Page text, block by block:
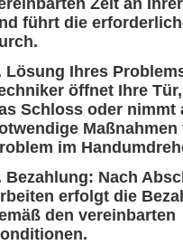
Zeit an
führt die
Lösung Ihres
öffnet Ihre
Schloss oder nimmt
Maßnahmen
im
Bezahlung: Nach
erfolgt die
den vereinbarten